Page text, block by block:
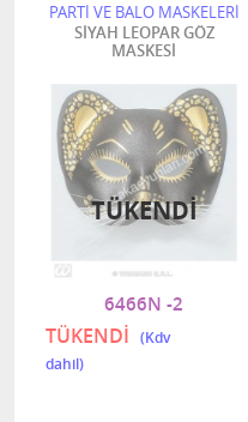
PARTİ VE BALO MASKELERİ
SİYAH LEOPAR GÖZ
MASKESİ
6466N -2
TÜKENDİ
TÜKENDI